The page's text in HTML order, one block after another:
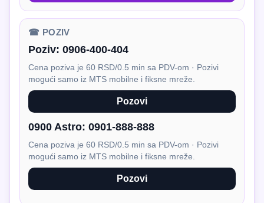
☎ POZIV
Poziv: 0906-400-404
Cena poziva je 60 RSD/0.5 min sa PDV-om · Pozivi
mogući samo iz MTS mobilne i fiksne mreže.
Pozovi
0900 Astro: 0901-888-888
Cena poziva je 60 RSD/0.5 min sa PDV-om · Pozivi
mogući samo iz MTS mobilne i fiksne mreže.
Pozovi